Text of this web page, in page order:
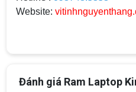
Website:
Đánh giá Ram Laptop
Top 18
với tuổi
Họa AMD